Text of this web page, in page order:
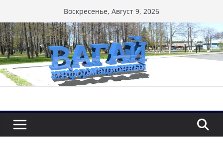
к
содержимому
Воскресенье, Август 9, 2026